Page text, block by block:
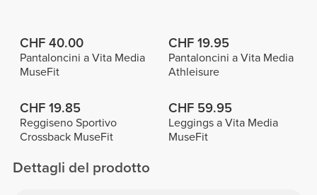
CHF 40.00
Pantaloncini a Vita Media
MuseFit
CHF 19.95
Pantaloncini a Vita Media
Athleisure
CHF 19.85
Reggiseno Sportivo
Crossback MuseFit
CHF 59.95
Leggings a Vita Media
MuseFit
Dettagli del prodotto